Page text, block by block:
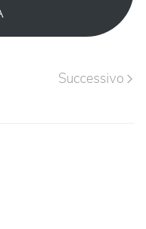
Successivo